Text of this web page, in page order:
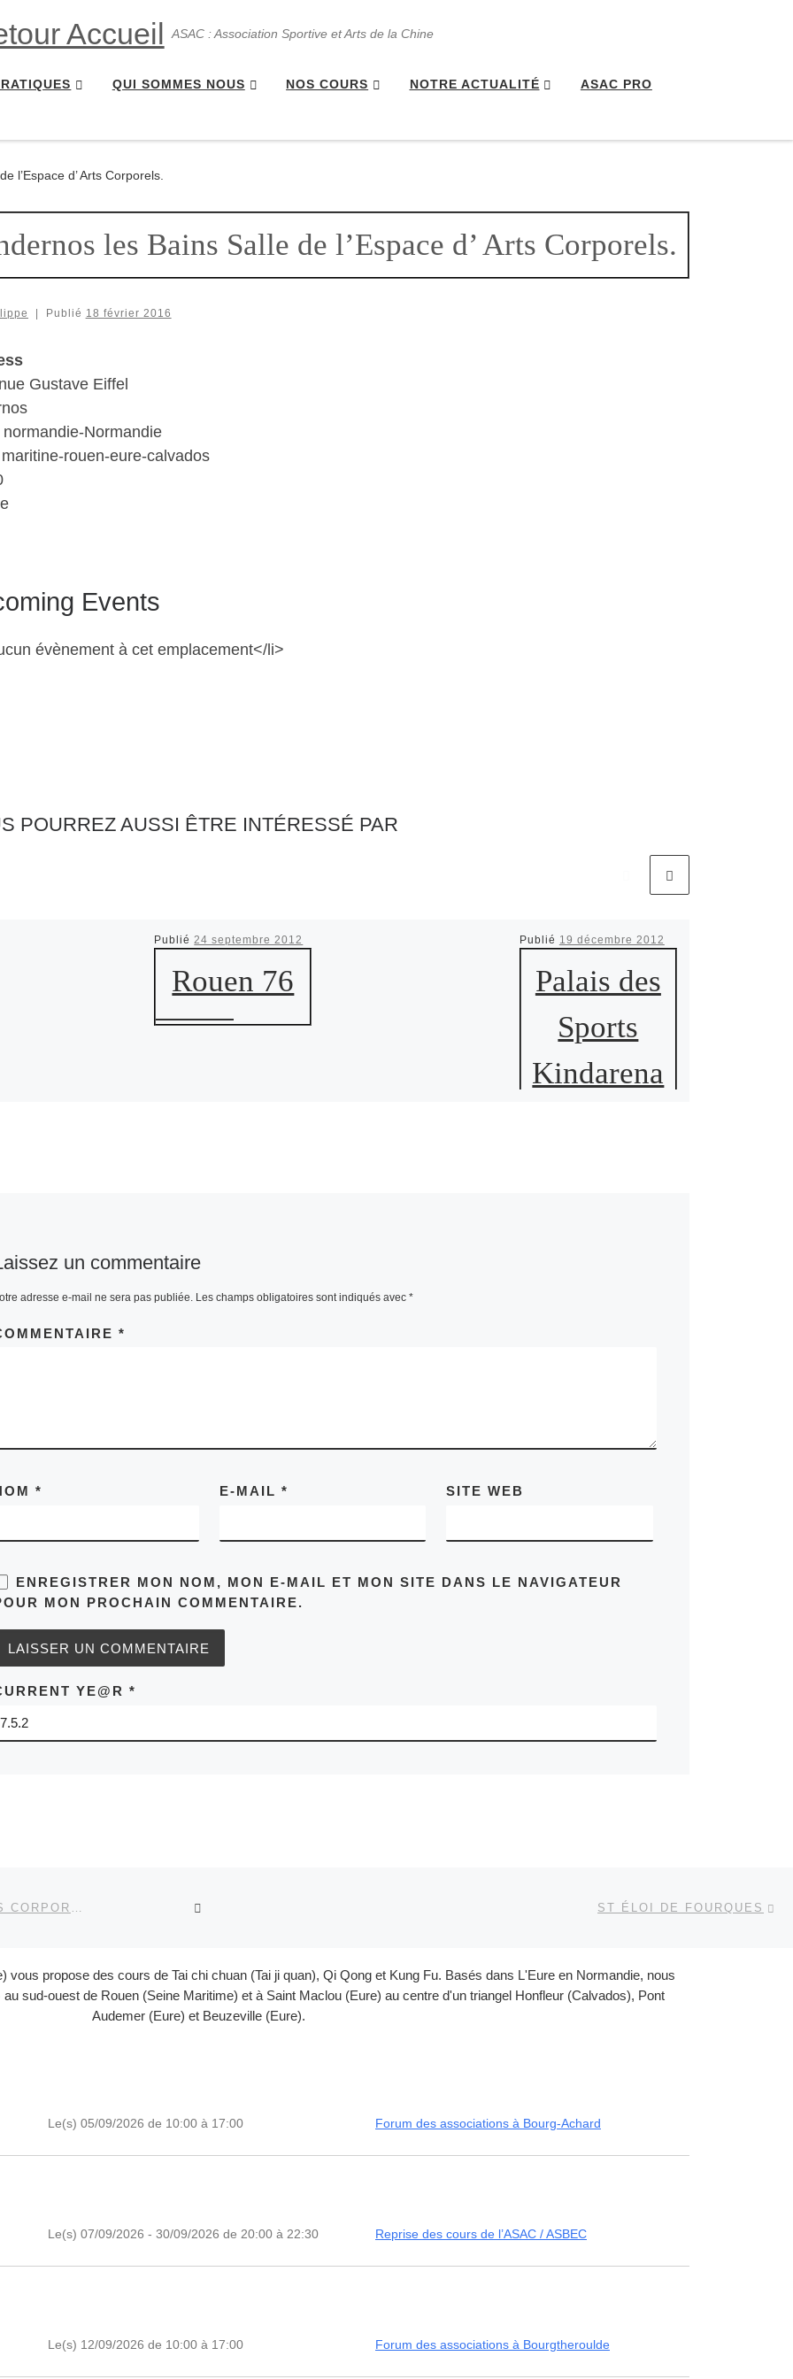
ASAC : Association Sportive et Arts de la Chine
QUI SOMMES NOUS NOS COURS NOTRE ACTUALITÉ ASAC PRO
l’Espace d’ Arts Corporels.
les Bains Salle de l’Espace d’ Arts Corporels.
Publié 18 février 2016
Gustave Eiffel
Normandie
rouen-eure-calvados
Events
évènement à cet emplacement</li>
POURREZ AUSSI ÊTRE INTÉRESSÉ PAR
Publié 24 septembre 2012
Rouen 76
Publié 19 décembre 2012
Palais des
Sports
Kindarena
un commentaire
adresse e-mail ne sera pas publiée. Les champs obligatoires sont indiqués avec *
*
* E-MAIL * SITE WEB
ENREGISTRER MON NOM, MON E-MAIL ET MON SITE DANS LE NAVIGATEUR
MON PROCHAIN COMMENTAIRE.
YE@R *
ST ÉLOI DE FOURQUES
propose des cours de Tai chi chuan (Tai ji quan), Qi Qong et Kung Fu. Basés dans L'Eure en Normandie, nous
sud-ouest de Rouen (Seine Maritime) et à Saint Maclou (Eure) au centre d'un triangel Honfleur (Calvados), Pont
Audemer (Eure) et Beuzeville (Eure).
Le(s) 05/09/2026 de 10:00 à 17:00 Forum des associations à Bourg-Achard
Le(s) 07/09/2026 - 30/09/2026 de 20:00 à 22:30 Reprise des cours de l’ASAC / ASBEC
Le(s) 12/09/2026 de 10:00 à 17:00 Forum des associations à Bourgtheroulde